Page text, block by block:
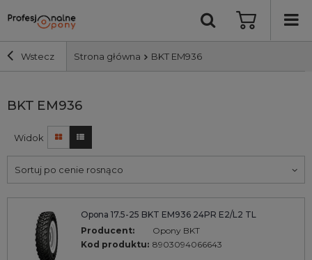
Wstecz Strona główna BKT EM936
Szerokość i profil
Średnica
Producent
Bieżnik
Nośność
BKT EM936
Widok
Sortuj po cenie rosnąco
Opona 17.5-25 BKT EM936 24PR E2/L2 TL
Producent:
Opony BKT
Kod produktu: 8903094066643